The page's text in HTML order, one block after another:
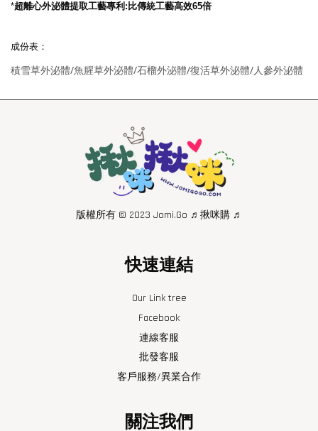
*超離心外泌體提取工藝專利:比傳統工藝高效65倍
成份表：
積雪草外泌體/魚腥草外泌體/石榴外泌體/復活草外泌體/人參外泌體
版權所有 © 2023 Jomi.Go ♬揪咪購 ♬
快速連結
Our Link tree
Facebook
連線客服
批發客服
客戶服務/異業合作
關注我們